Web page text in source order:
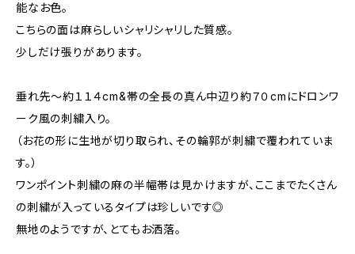
能なお色。
こちらの面は麻らしいシャリシャリした質感。
少しだけ張りがあります。
垂れ先〜約１１４cm&帯の全長の真ん中辺り約７０cmにドロンワ
ーク風の刺繍入り。
（お花の形に生地が切り取られ、その輪郭が刺繍で覆われていま
す。）
ワンポイント刺繍の麻の半幅帯は見かけますが、ここまでたくさん
の刺繍が入っているタイプは珍しいです◎
無地のようですが、とてもお洒落。